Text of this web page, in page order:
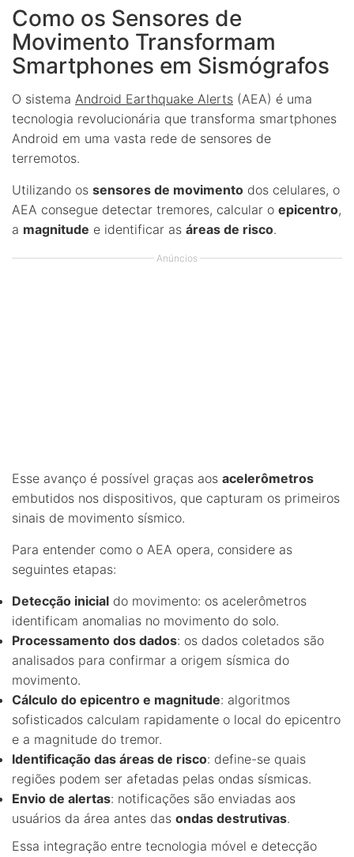
Como os Sensores de
Movimento Transformam
Smartphones em Sismógrafos
O sistema Android Earthquake Alerts (AEA) é uma
tecnologia revolucionária que transforma smartphones
Android em uma vasta rede de sensores de
terremotos.
Utilizando os sensores de movimento dos celulares, o
AEA consegue detectar tremores, calcular o epicentro,
a magnitude e identificar as áreas de risco.
Anúncios
Esse avanço é possível graças aos acelerômetros
embutidos nos dispositivos, que capturam os primeiros
sinais de movimento sísmico.
Para entender como o AEA opera, considere as
seguintes etapas:
Detecção inicial do movimento: os acelerômetros
identificam anomalias no movimento do solo.
Processamento dos dados: os dados coletados são
analisados para confirmar a origem sísmica do
movimento.
Cálculo do epicentro e magnitude: algoritmos
sofisticados calculam rapidamente o local do epicentro
e a magnitude do tremor.
Identificação das áreas de risco: define-se quais
regiões podem ser afetadas pelas ondas sísmicas.
Envio de alertas: notificações são enviadas aos
usuários da área antes das ondas destrutivas.
Essa integração entre tecnologia móvel e detecção